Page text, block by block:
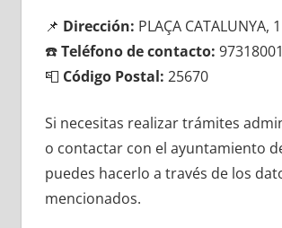
📌 Dirección: PLAÇA CATALUNYA, 1
☎️Teléfono dе contacto:
📮 Código Postal: 25670
Si necesitas realizar trámites
ο contactar сοn el ayuntamiento
puedes hacerlo а través dе los
mencionados.